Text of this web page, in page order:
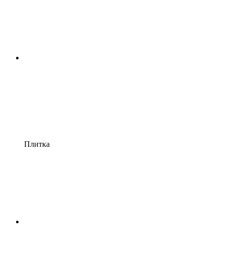
Плитка